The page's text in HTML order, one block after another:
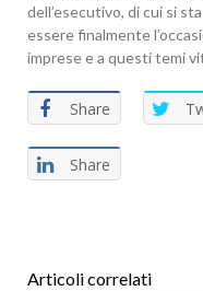
dell’esecutivo, di cui si
essere finalmente
imprese e a questi temi
Share
Share
Articoli correlati